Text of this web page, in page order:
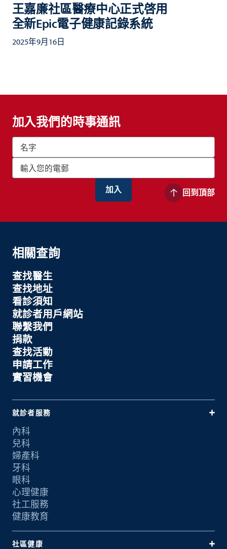
王嘉廉社區醫療中心正式啓用
全新Epic電子健康記錄系統
2025年9月16日
加入我們的時事通訊
回到頂部
相關查詢
查找醫生
查找地址
看診須知
就診者用戶網站
聯繫我們
捐款
查找活動
申請工作
實習機會
就診者服務
內科
兒科
婦產科
牙科
眼科
心理健康
社工服務
健康教育
社區健康